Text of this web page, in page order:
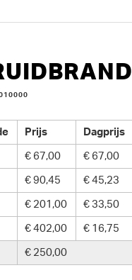
Prijs Dagprijs
€ 67,00 € 67,00
€ 90,45 € 45,23
€ 201,00 € 33,50
€ 402,00 € 16,75
€ 250,00